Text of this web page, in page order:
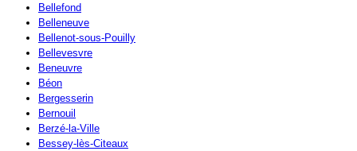
Bellefond
Belleneuve
Bellenot-sous-Pouilly
Bellevesvre
Beneuvre
Béon
Bergesserin
Bernouil
Berzé-la-Ville
Bessey-lès-Citeaux